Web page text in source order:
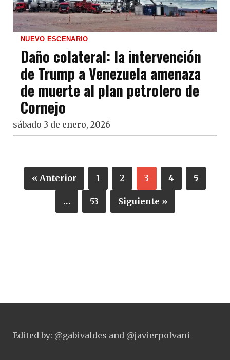
NUEVO ESCENARIO
Daño colateral: la intervención
de Trump a Venezuela amenaza
de muerte al plan petrolero de
Cornejo
sábado 3 de enero, 2026
« Anterior 1 2 3 4 5
… 53 Siguiente »
Edited by: @gabivaldes and @javierpolvani